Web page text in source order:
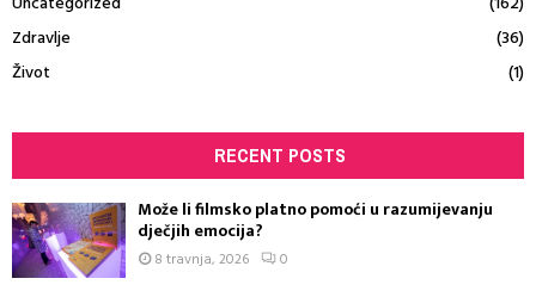
Zdravlje
(36)
Život
(1)
RECENT POSTS
Može li filmsko platno pomoći u razumijevanju
dječjih emocija?
8 travnja, 2026 0